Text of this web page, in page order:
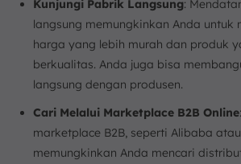
Kunjungi Pabrik Langsung:
langsung memungkinkan Anda untuk
harga yang lebih murah dan produk
berkualitas. Anda juga bisa
langsung dengan produsen.
Cari Melalui Marketplace B2B Online
marketplace B2B, seperti Alibaba
memungkinkan Anda mencari